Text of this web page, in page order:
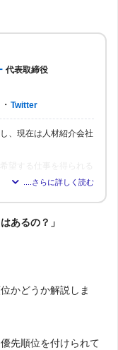
代表取締役
・ Twitter
、現在は人材紹介会社
っかりとした情報が得
あるの？」
かどうか解説しま
先順位を付けられて